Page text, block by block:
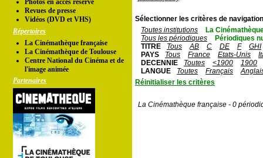
Photos en accés réservé
Revues de presse
Vidéos (DVD et VHS)
Répertoires
La Cinémathèque française
La Cinémathèque de Toulouse
Centre National du Cinéma et de
l'image animée
Partenaires
Sélectionner les critères de
Toutes institutions
La
Tous les périodiques
Périodiques
TITRE
Tous AB C DE F
GHI
PAYS
Tous France Etats-Unis
DECENNIE
Toutes <1900
1900
LANGUE
Toutes Français
Réinitialiser les critères
La Cinémathèque française - 0